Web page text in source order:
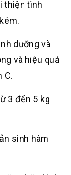
thiện tình
dưỡng và
và hiệu quả
C.
3 đến 5 kg
sinh hàm